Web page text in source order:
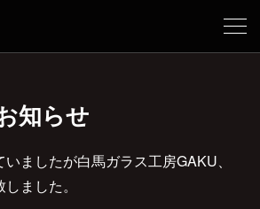
知らせ
ましたが白馬ガラス工房GAKU、
ました。